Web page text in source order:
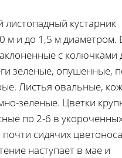
листопадный кустарник
м и до 1,5 м диаметром.
с колючками
зеленые, опушенные,
Листья овальные,
зеленые. Цветки
по 2-6 в
сидячих
наступает в мае и